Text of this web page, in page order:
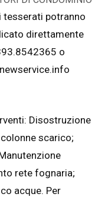
tesserati potranno
direttamente
o
Disostruzione
scarico;
rete fognaria;
acque. Per